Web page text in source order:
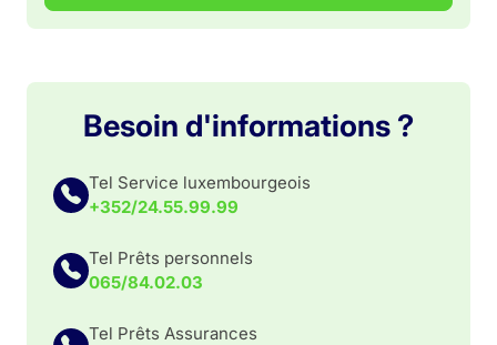
Besoin d'informations ?
Tel Service luxembourgeois
+352/24.55.99.99
Tel Prêts personnels
065/84.02.03
Tel Prêts Assurances